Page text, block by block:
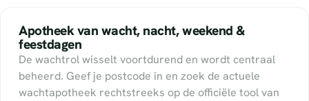
Apotheek van wacht, nacht, weekend &
feestdagen
De wachtrol wisselt voortdurend en wordt centraal
beheerd. Geef je postcode in en zoek de actuele
wachtapotheek rechtstreeks op de officiële tool van